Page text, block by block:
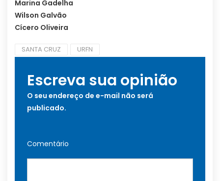
Marina Gadelha
Wilson Galvão
Cícero Oliveira
SANTA CRUZ URFN
Escreva sua opinião
O seu endereço de e-mail não será
publicado.
Comentário